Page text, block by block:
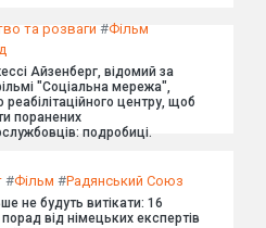
та розваги #Фільм
Айзенберг, відомий за
"Соціальна мережа",
реабілітаційного центру, щоб
поранених
подробиці.
#Фільм #Радянський Союз
не будуть витікати: 16
від німецьких експертів